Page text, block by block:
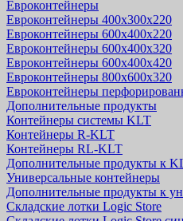
Евроконтейнеры
Евроконтейнеры 400х300х220
Евроконтейнеры 600х400х220
Евроконтейнеры 600х400х320
Евроконтейнеры 600х400х420
Евроконтейнеры 800х600х320
Евроконтейнеры
Дополнительные продукты
Контейнеры системы KLT
Контейнеры R-KLT
Контейнеры RL-KLT
Дополнительные продукты к
Универсальные контейнеры
Дополнительные продукты к
Складские лотки Logic Store